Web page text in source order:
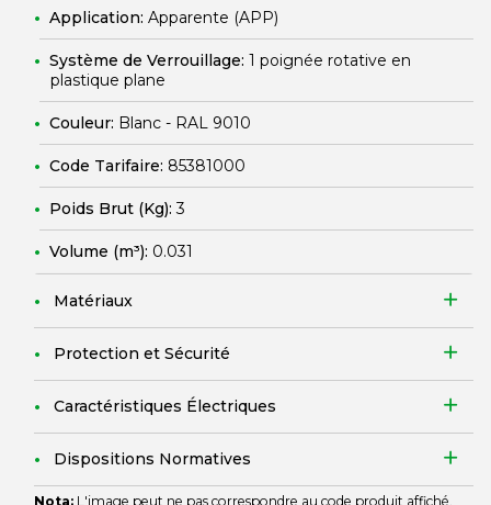
Application: Apparente (APP)
Système de Verrouillage: 1 poignée rotative en
plastique plane
Couleur: Blanc - RAL 9010
Code Tarifaire: 85381000
Poids Brut (Kg):3
Volume (m³): 0.031
Matériaux
Protection et Sécurité
Caractéristiques Électriques
Dispositions Normatives
Nota: L'image peut ne pas correspondre au code produit affiché.